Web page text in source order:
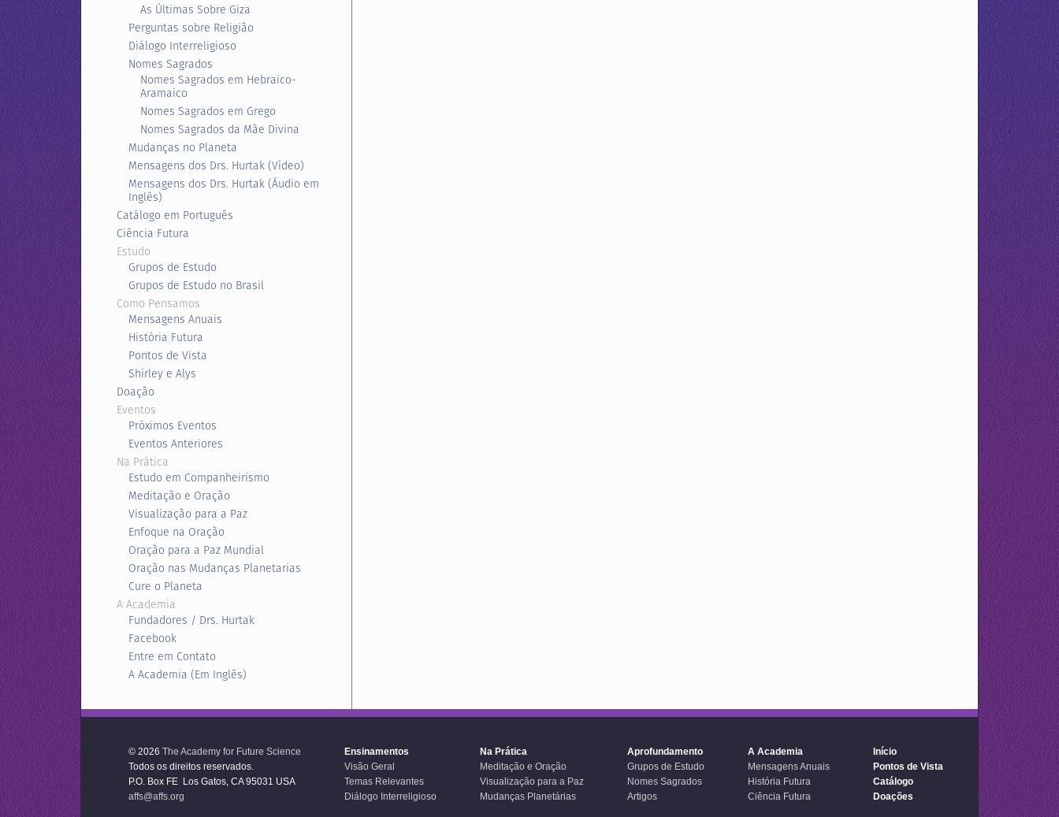
As Últimas Sobre Giza
Perguntas sobre Religião
Diálogo Interreligioso
Nomes Sagrados
Nomes Sagrados em Hebraico-
Aramaico
Nomes Sagrados em Grego
Nomes Sagrados da Mãe Divina
Mudanças no Planeta
Mensagens dos Drs. Hurtak (Vídeo)
Mensagens dos Drs. Hurtak (Áudio em
Inglês)
Catálogo em Português
Ciência Futura
Estudo
Grupos de Estudo
Grupos de Estudo no Brasil
Como Pensamos
Mensagens Anuais
História Futura
Pontos de Vista
Shirley e Alys
Doação
Eventos
Próximos Eventos
Eventos Anteriores
Na Prática
Estudo em Companheirismo
Meditação e Oração
Visualização para a Paz
Enfoque na Oração
Oração para a Paz Mundial
Oração nas Mudanças Planetarias
Cure o Planeta
A Academia
Fundadores / Drs. Hurtak
Facebook
Entre em Contato
A Academia (Em Inglês)
© 2026 The Academy for Future Science
Todos os direitos reservados.
P.O. Box FE Los Gatos, CA 95031 USA
affs@affs.org
Ensinamentos
Visão Geral
Temas Relevantes
Diálogo Interreligioso
Na Prática
Meditação e Oração
Visualização para a Paz
Mudanças Planetárias
Aprofundamento
Grupos de Estudo
Nomes Sagrados
Artigos
A Academia
Mensagens Anuais
História Futura
Ciência Futura
Início
Pontos de Vista
Catálogo
Doações